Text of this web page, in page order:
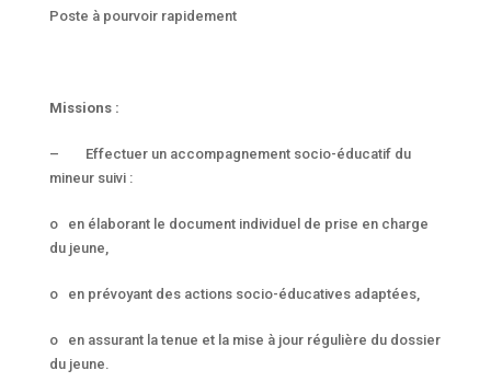
Poste à pourvoir rapidement
Missions :
– Effectuer un accompagnement socio-éducatif du
mineur suivi :
o en élaborant le document individuel de prise en charge
du jeune,
o en prévoyant des actions socio-éducatives adaptées,
o en assurant la tenue et la mise à jour régulière du dossier
du jeune.